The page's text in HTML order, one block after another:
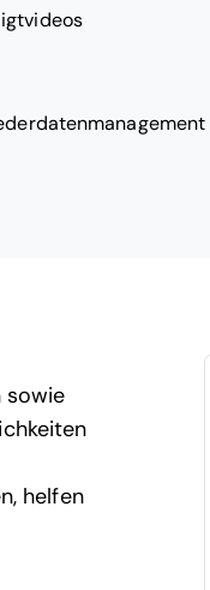
sowie
helfen